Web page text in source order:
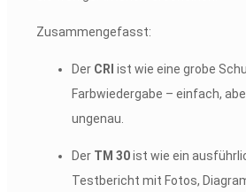
Zusammengefasst:
Der CRI ist wie eine grobe
Farbwiedergabe – einfach,
ungenau.
Der TM 30ist wie ein
Testbericht mit Fotos,